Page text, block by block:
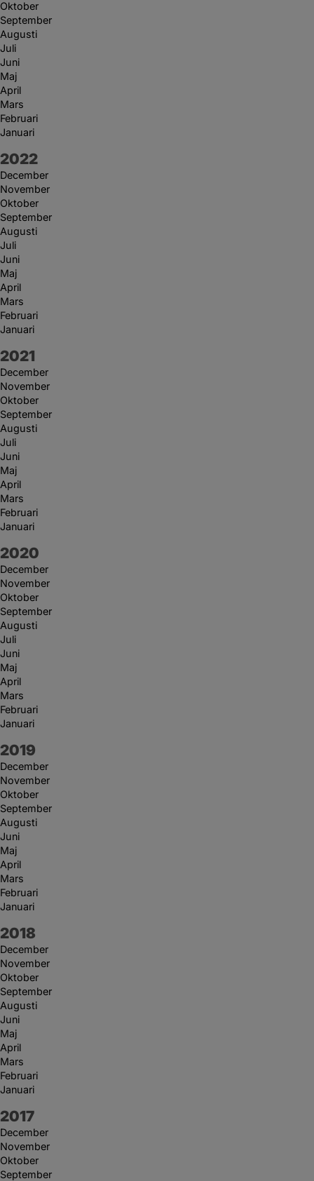
Oktober
September
Augusti
Juli
Juni
Maj
April
Mars
Februari
Januari
År:
2022
December
November
Oktober
September
Augusti
Juli
Juni
Maj
April
Mars
Februari
Januari
År:
2021
December
November
Oktober
September
Augusti
Juli
Juni
Maj
April
Mars
Februari
Januari
År:
2020
December
November
Oktober
September
Augusti
Juli
Juni
Maj
April
Mars
Februari
Januari
År:
2019
December
November
Oktober
September
Augusti
Juni
Maj
April
Mars
Februari
Januari
År:
2018
December
November
Oktober
September
Augusti
Juni
Maj
April
Mars
Februari
Januari
År:
2017
December
November
Oktober
September